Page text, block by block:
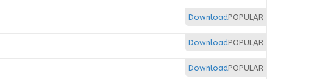
POPULAR
Download
POPULAR
Download
POPULAR
Download